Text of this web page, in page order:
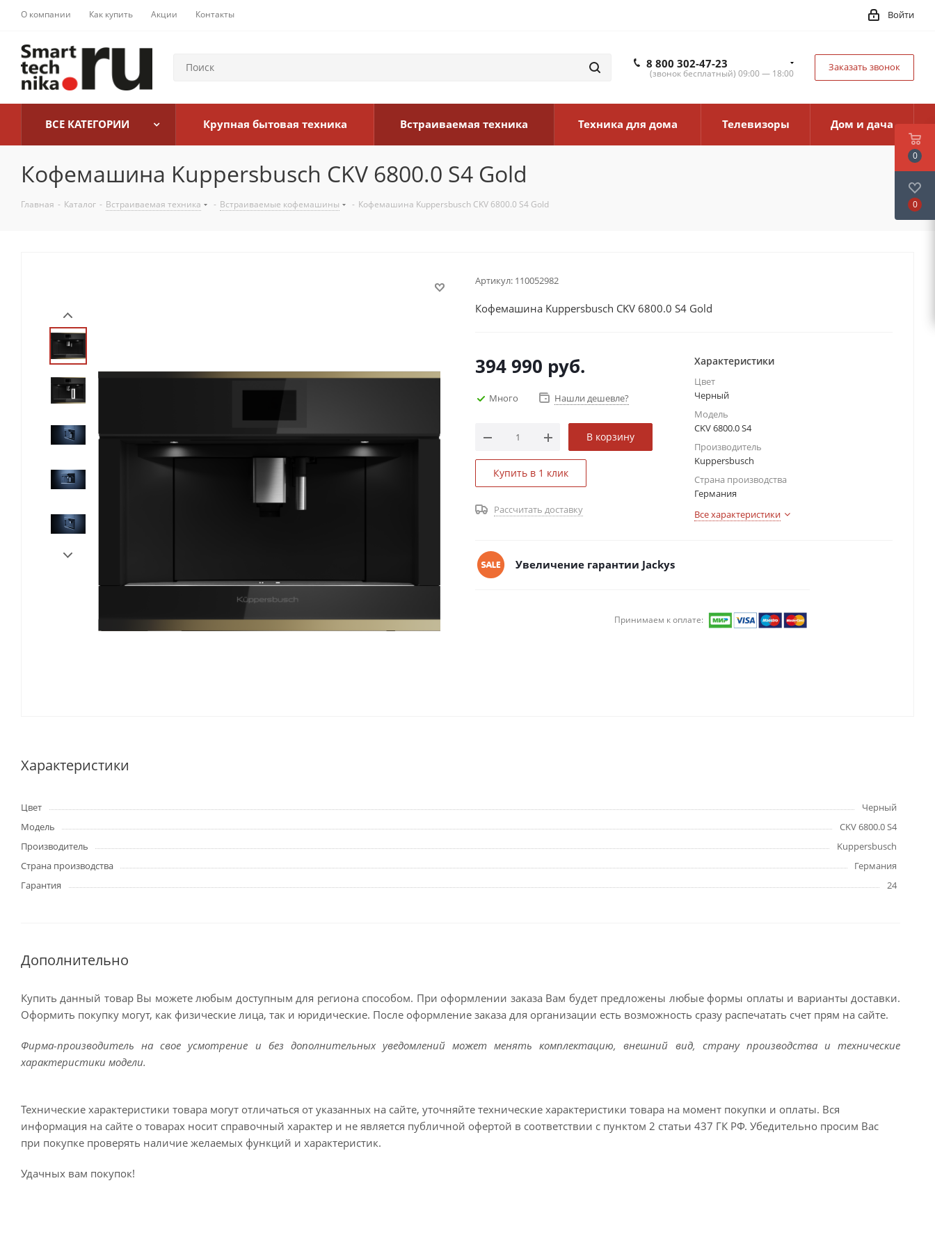
О компании Как купить Акции Контакты Войти
8 800 302-47-23
(звонок бесплатный) 09:00 — 18:00
Заказать звонок
ВСЕ КАТЕГОРИИ Крупная бытовая техника Встраиваемая техника Техника для дома Телевизоры Дом и дача
Кофемашина Kuppersbusch CKV 6800.0 S4 Gold
Главная - Каталог - Встраиваемая техника - Встраиваемые кофемашины - Кофемашина Kuppersbusch CKV 6800.0 S4 Gold
Артикул: 110052982
Кофемашина Kuppersbusch CKV 6800.0 S4 Gold
394 990 руб.
Много Нашли дешевле?
В корзину
Купить в 1 клик
Рассчитать доставку
Характеристики
Цвет
Черный
Модель
CKV 6800.0 S4
Производитель
Kuppersbusch
Страна производства
Германия
Все характеристики
Увеличение гарантии Jackys
Принимаем к оплате:
Характеристики
Цвет
Черный
Модель
CKV 6800.0 S4
Производитель
Kuppersbusch
Страна производства
Германия
Гарантия
24
Дополнительно
Купить данный товар Вы можете любым доступным для региона способом. При оформлении заказа Вам будет предложены любые формы оплаты и варианты доставки.
Оформить покупку могут, как физические лица, так и юридические. После оформление заказа для организации есть возможность сразу распечатать счет прям на сайте.
Фирма-производитель на свое усмотрение и без дополнительных уведомлений может менять комплектацию, внешний вид, страну производства и технические
характеристики модели.
Технические характеристики товара могут отличаться от указанных на сайте, уточняйте технические характеристики товара на момент покупки и оплаты. Вся
информация на сайте о товарах носит справочный характер и не является публичной офертой в соответствии с пунктом 2 статьи 437 ГК РФ. Убедительно просим Вас
при покупке проверять наличие желаемых функций и характеристик.
Удачных вам покупок!
0
0